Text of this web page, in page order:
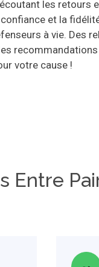
les retours
et la
à vie. Des
votre cause !
Entre